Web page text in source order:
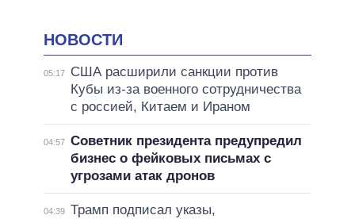
НОВОСТИ
05:17
США расширили санкции против
Кубы из-за военного сотрудничества
с россией, Китаем и Ираном
04:57 Советник президента предупредил
бизнес о фейковых письмах с
угрозами атак дронов
04:39 Трамп подписал указы,